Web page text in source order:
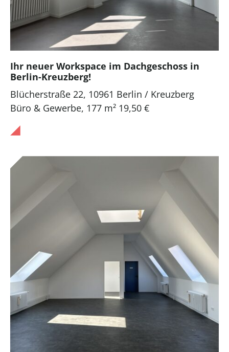
Ihr neuer Workspace im Dachgeschoss in
Berlin-Kreuzberg!
Blücherstraße 22, 10961 Berlin / Kreuzberg
Büro & Gewerbe, 177 m² 19,50 €